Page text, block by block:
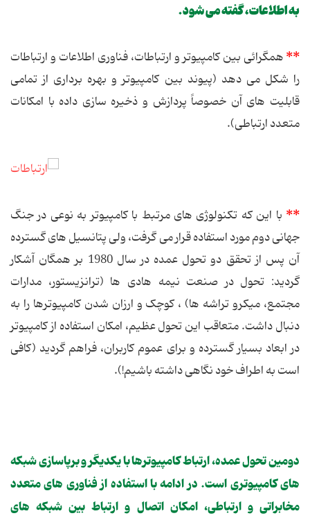
به اطلاعات، گفته می شود.
**همگرائی بین کامپیوتر و ارتباطات، فناوری اطلاعات و ارتباطات
را شکل می دهد (پیوند بین کامپیوتر و بهره برداری از تمامی
قابلیت های آن خصوصاً پردازش و ذخیره سازی داده با امکانات
متعدد ارتباطی).
** با این که تکنولوژی های مرتبط با کامپیوتر به نوعی در جنگ
جهانی دوم مورد استفاده قرار می گرفت، ولی پتانسیل های گسترده
آن پس از تحقق دو تحول عمده در سال 1980 بر همگان آشکار
گردید: تحول در صنعت نیمه هادی ها (ترانزیستور، مدارات
مجتمع، میکرو تراشه ها) ، کوچک و ارزان شدن کامپیوترها را به
دنبال داشت. متعاقب این تحول عظیم، امکان استفاده از کامپیوتر
در ابعاد بسیار گسترده و برای عموم کاربران، فراهم گردید (کافی
است به اطراف خود نگاهی داشته باشیم!).
دومین تحول عمده، ارتباط کامپیوترها با یکدیگر و برپاسازی شبکه
های کامپیوتری است. در ادامه با استفاده از فناوری های متعدد
مخابراتی و ارتباطی، امکان اتصال و ارتباط بین شبکه های